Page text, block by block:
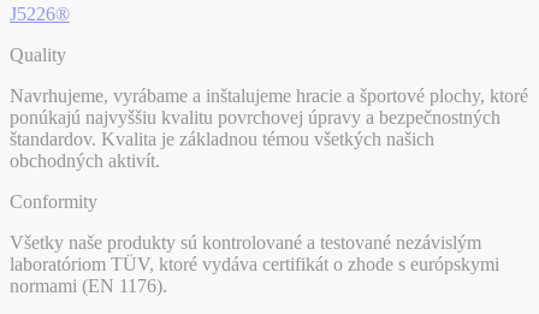
J5226®
Quality
Navrhujeme, vyrábame a inštalujeme hracie a športové plochy, ktoré
ponúkajú najvyššiu kvalitu povrchovej úpravy a bezpečnostných
štandardov. Kvalita je základnou témou všetkých našich
obchodných aktivít.
Conformity
Všetky naše produkty sú kontrolované a testované nezávislým
laboratóriom TÜV, ktoré vydáva certifikát o zhode s európskymi
normami (EN 1176).